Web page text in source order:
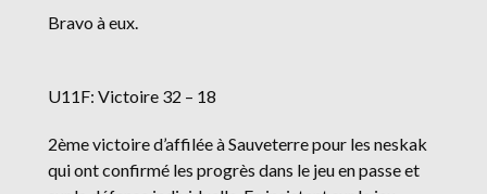
Bravo à eux.
U11F: Victoire 32 – 18
2ème victoire d’affilée à Sauveterre pour les neskak
qui ont confirmé les progrès dans le jeu en passe et